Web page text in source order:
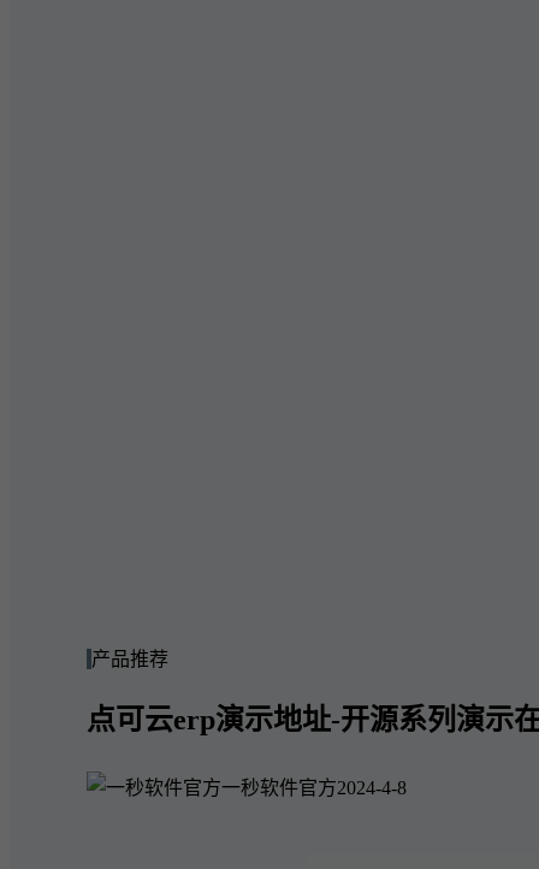
产品推荐
点可云erp演示地址-开源系列演示
一秒软件官方2024-4-8